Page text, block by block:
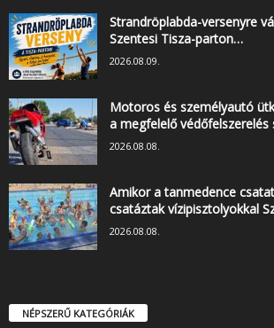
Strandröplabda-versenyre
Szentesi Tisza-parton…
2026.08.09.
Motoros és személyautó
a megfelelő
2026.08.08.
Amikor a tanmedence
csatáztak vízipisztolyokkal
2026.08.08.
NÉPSZERŰ KATEGÓRIÁK